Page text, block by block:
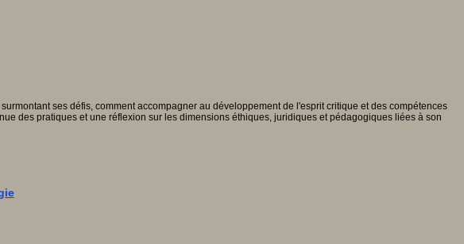
ses défis, comment accompagner au développement de l'esprit critique et des compétences
des pratiques et une réflexion sur les dimensions éthiques, juridiques et pédagogiques liées à son